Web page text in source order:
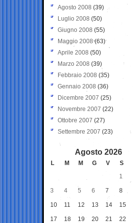
Agosto 2008 (39)
Luglio 2008 (50)
Giugno 2008 (55)
Maggio 2008(63)
Aprile 2008 (50)
Marzo 2008 (39)
Febbraio 2008 (35)
Gennaio 2008 (36)
Dicembre 2007 (25)
Novembre 2007 (22)
Ottobre 2007 (27)
Settembre 2007 (23)
Agosto 2026
L M M G V S
1
3 4 5 6 7 8
10 11 12 13 14 15
17 18 19 20 21 22